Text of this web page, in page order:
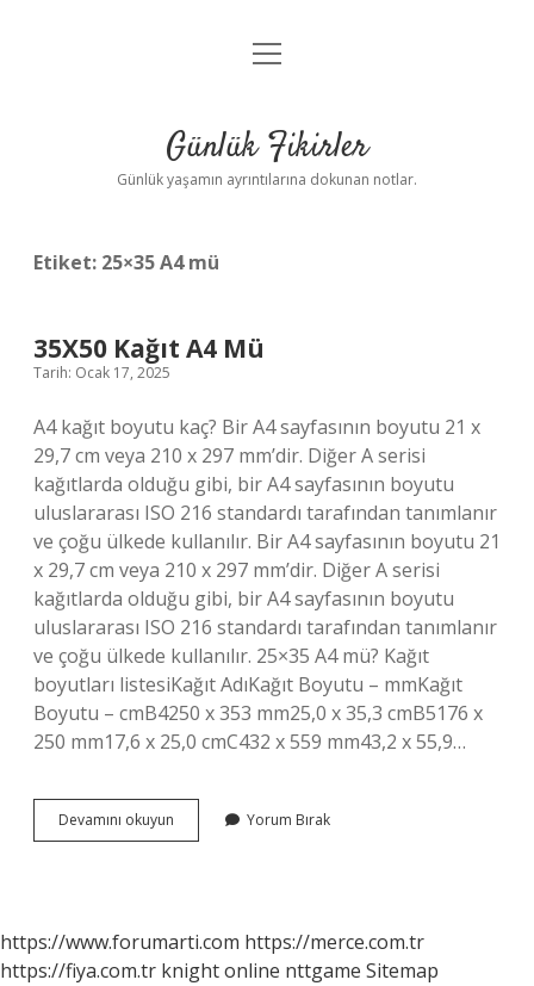
Anasayfa
Yasal Uyarı
menüyü
Günlük Fikirler
Günlük yaşamın ayrıntılarına dokunan notlar.
Etiket: 25×35 A4 mü
35X50 Kağıt A4 Mü
Tarih: Ocak 17, 2025
A4 kağıt boyutu kaç? Bir A4 sayfasının boyutu 21 x
29,7 cm veya 210 x 297 mm’dir. Diğer A serisi
kağıtlarda olduğu gibi, bir A4 sayfasının boyutu
uluslararası ISO 216 standardı tarafından tanımlanır
ve çoğu ülkede kullanılır. Bir A4 sayfasının boyutu 21
x 29,7 cm veya 210 x 297 mm’dir. Diğer A serisi
kağıtlarda olduğu gibi, bir A4 sayfasının boyutu
uluslararası ISO 216 standardı tarafından tanımlanır
ve çoğu ülkede kullanılır. 25×35 A4 mü? Kağıt
boyutları listesiKağıt AdıKağıt Boyutu – mmKağıt
Boyutu – cmB4250 x 353 mm25,0 x 35,3 cmB5176 x
250 mm17,6 x 25,0 cmC432 x 559 mm43,2 x 55,9…
Devamını okuyun
Kağıt
Yorum Bırak
https://www.forumarti.com https://merce.com.tr
https://fiya.com.tr knight online nttgame Sitemap